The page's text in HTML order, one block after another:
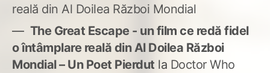
reală din Al Doilea Război Mondial
The Great Escape - un film ce redă fidel
o întâmplare reală din Al Doilea Război
Mondial – Un Poet Pierdut la Doctor Who